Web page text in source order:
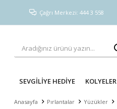
Çağrı Merkezi: 444 3 558
SEVGİLİYE HEDİYE KOLYELER
Anasayfa Pırlantalar Yüzükler